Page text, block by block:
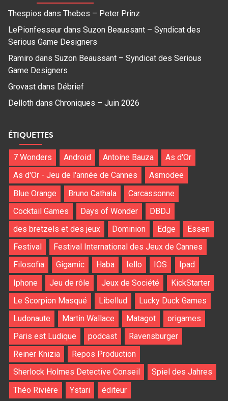
Thespios dans Thebes – Peter Prinz
LePionfesseur dans Suzon Beaussant – Syndicat des
Serious Game Designers
Ramiro dans Suzon Beaussant – Syndicat des Serious
Game Designers
Grovast dans Débrief
Delloth dans Chroniques – Juin 2026
ÉTIQUETTES
7 Wonders Android Antoine Bauza
As d'Or
As d'Or - Jeu de l'année de Cannes
Asmodee
Blue Orange
Bruno Cathala
Carcassonne
Cocktail Games
Days of Wonder
DBDJ
des bretzels et des jeux
Dominion Edge
Essen
Festival
Festival International des Jeux de Cannes
Filosofia
Gigamic Haba Iello IOS
Ipad
Iphone
Jeu de rôle Jeux de Société
KickStarter
Le Scorpion Masqué
Libellud
Lucky Duck Games
Ludonaute
Martin Wallace Matagot
origames
Paris est Ludique
podcast
Ravensburger
Reiner Knizia
Repos Production
Sherlock Holmes Detective Conseil
Spiel des Jahres
Théo Rivière
Ystari éditeur